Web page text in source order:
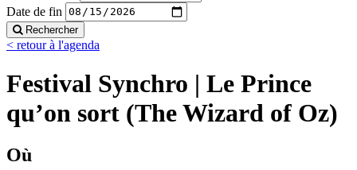
Date de fin
Rechercher
< retour à l'agenda
Festival Synchro | Le Prince
qu’on sort (The Wizard of Oz)
Où